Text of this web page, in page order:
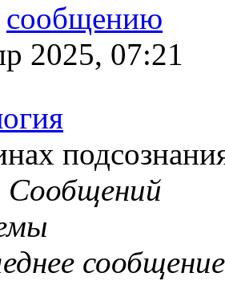
2025, 07:21
Сообщений
сообщение